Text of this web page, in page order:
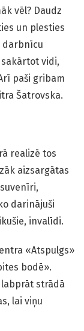
vēl? Daudz
un plesties
darbnīcu
vidi,
paši gribam
Šatrovska.
realizē tos
aizsargātas
darinājuši
invalīdi.
«Atspulgs»
bodē».
strādā
lai viņu